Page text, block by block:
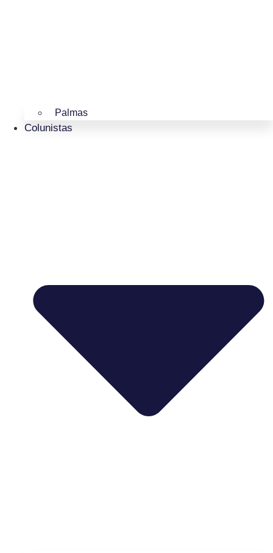
Palmas
Colunistas